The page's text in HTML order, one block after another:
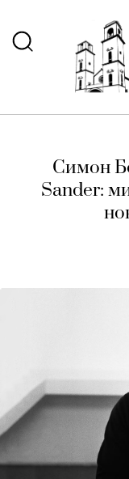
Симон
Sander: